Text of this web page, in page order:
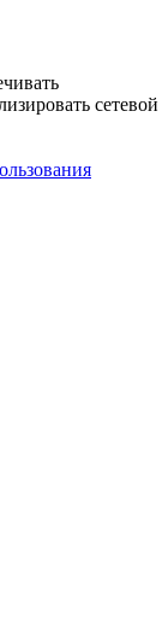
сетевой